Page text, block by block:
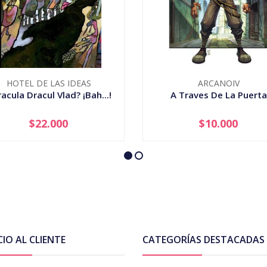
HOTEL DE LAS IDEAS
Dracul Vlad? ¡Bah...!
+
$22.000
ARCANOIV
A Traves De La Puerta
+
$10.000
AL CLIENTE CATEGORÍAS DESTACADAS